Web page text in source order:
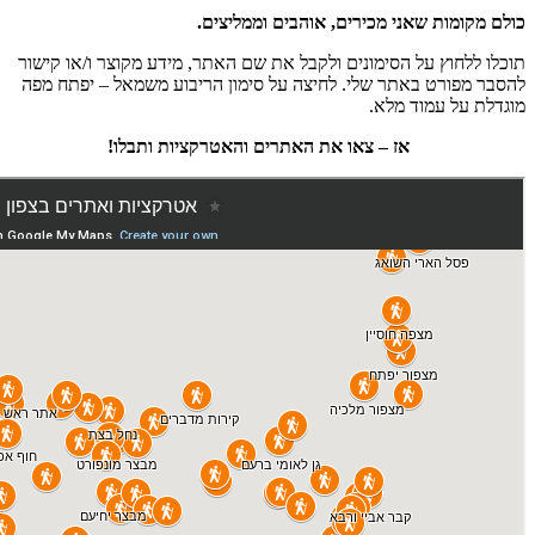
כולם מקומות שאני מכירים, אוהבים וממליצים.
תוכלו ללחוץ על הסימונים ולקבל את שם האתר, מידע מקוצר ו/או קישור
להסבר מפורט באתר שלי. לחיצה על סימון הריבוע משמאל – יפתח מפה
מוגדלת על עמוד מלא.
אז – צאו את האתרים והאטרקציות ותבלו!